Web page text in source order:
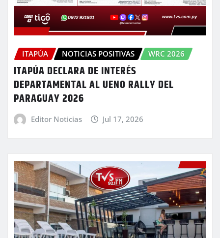
ITAPÚA NOTICIAS POSITIVAS WRC 2026
ITAPÚA DECLARA DE INTERÉS
DEPARTAMENTAL AL UENO RALLY DEL
PARAGUAY 2026
Editor Noticias Jul 17, 2026